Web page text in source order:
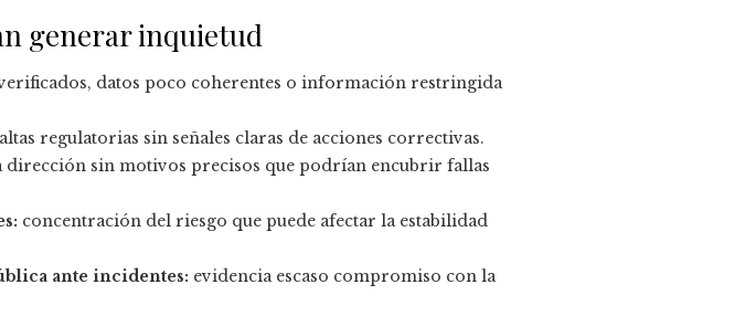
generar inquietud
datos poco coherentes o información restringida
regulatorias sin señales claras de acciones correctivas.
dirección sin motivos precisos que podrían encubrir fallas
concentración del riesgo que puede afectar la estabilidad
ante incidentes: evidencia escaso compromiso con la